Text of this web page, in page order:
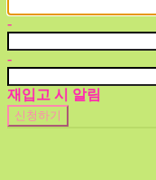
-
-
재입고 시 알림
신청하기